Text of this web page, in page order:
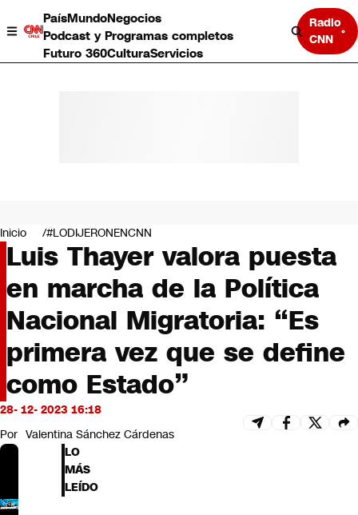
PaísMundoNegocios
Podcast y Programas completos
Futuro 360CulturaServicios
Radio
CNN
Negocios
Deportes
Programas completos
Cultura
Servicios
Bits
CNN tiempo
Opinión
Inicio #LODIJERONENCNN
Luis Thayer valora puesta
en marcha de la Política
Nacional Migratoria: “Es
primera vez que se define
como Estado”
28- 12- 2023 16:18
Por Valentina Sánchez Cárdenas
LO
MÁS
LEÍDO